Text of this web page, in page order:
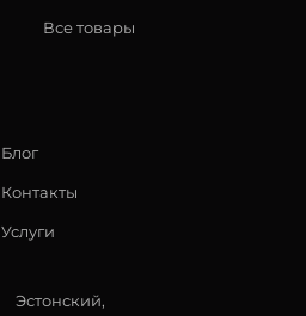
Все товары
Блог
Контакты
Услуги
Эстонский,